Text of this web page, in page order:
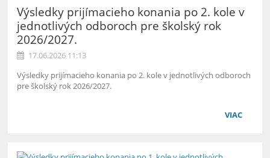
skúšky
Výsledky prijímacieho konania po 2. kole v
jednotlivých odboroch pre školský rok
2026/2027.
17.06.2026 11:13
Výsledky prijímacieho konania po 2. kole v jednotlivých odboroch
pre školský rok 2026/2027.
VIAC